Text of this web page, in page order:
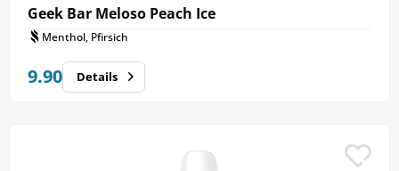
Geek Bar Meloso Peach Ice
Menthol, Pfirsich
9.90 Details